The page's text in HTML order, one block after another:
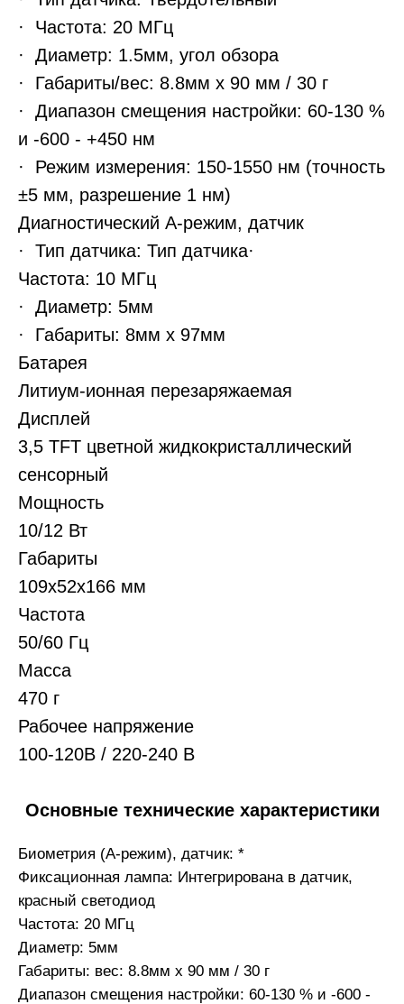
· Частота: 20 МГц
· Диаметр: 1.5мм, угол обзора
· Габариты/вес: 8.8мм х 90 мм / 30 г
· Диапазон смещения настройки: 60-130 %
и -600 - +450 нм
· Режим измерения: 150-1550 нм (точность
±5 мм, разрешение 1 нм)
Диагностический A-режим, датчик
· Тип датчика: Тип датчика·
Частота: 10 МГц
· Диаметр: 5мм
· Габариты: 8мм х 97мм
Батарея
Литиум-ионная перезаряжаемая
Дисплей
3,5 TFT цветной жидкокристаллический
сенсорный
Мощность
10/12 Вт
Габариты
109х52х166 мм
Частота
50/60 Гц
Масса
470 г
Рабочее напряжение
100-120В / 220-240 В
Основные технические характеристики
Биометрия (A-режим), датчик: *
Фиксационная лампа: Интегрирована в датчик,
красный светодиод
Частота: 20 МГц
Диаметр: 5мм
Габариты: вес: 8.8мм х 90 мм / 30 г
Диапазон смещения настройки: 60-130 % и -600 -
О нас
Каталог
Отзывы
go@grand-optics.ru
ООО "Гранд Оптикс"
ИНН 7734510826,
Юр.адрес: 127018, г.Москва, ул.
Сущевский Вал, д.49, офис 516,
БЦ JAZZ
+7 (495) 737-08-40